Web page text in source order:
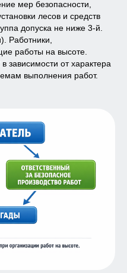
мер безопасности,
лесов и средств
допуска не ниже 3-й.
Работники,
работы на высоте.
зависимости от характера
выполнения работ.